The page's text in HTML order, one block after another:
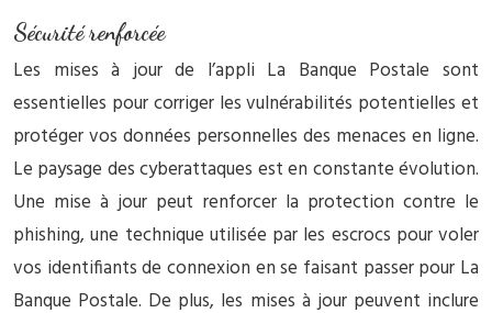
Sécurité renforcée
Les mises à jour de l’appli La Banque Postale sont
essentielles pour corriger les vulnérabilités potentielles et
protéger vos données personnelles des menaces en ligne.
Le paysage des cyberattaques est en constante évolution.
Une mise à jour peut renforcer la protection contre le
phishing, une technique utilisée par les escrocs pour voler
vos identifiants de connexion en se faisant passer pour La
Banque Postale. De plus, les mises à jour peuvent inclure